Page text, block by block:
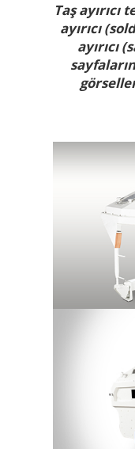
Taş ayırıcı
ayırıcı
ayırıcı